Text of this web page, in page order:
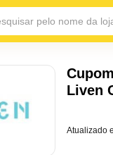
Liven
Atualizado